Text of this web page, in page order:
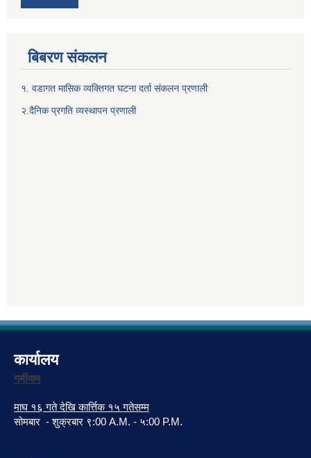
बिबरण संकलन
१. वडागत मासिक व्यक्तिगत घटना दर्ता संकलन प्रणाली
२.दैनिक प्रगति व्यस्थापन प्रणाली
कार्यालय
गर्मीयाम
माघ १६ गते देखि कार्त्तिक १५ गतेसम्म
सोमबार - शुक्रबार ९:00 A.M. - ५:00 P.M.